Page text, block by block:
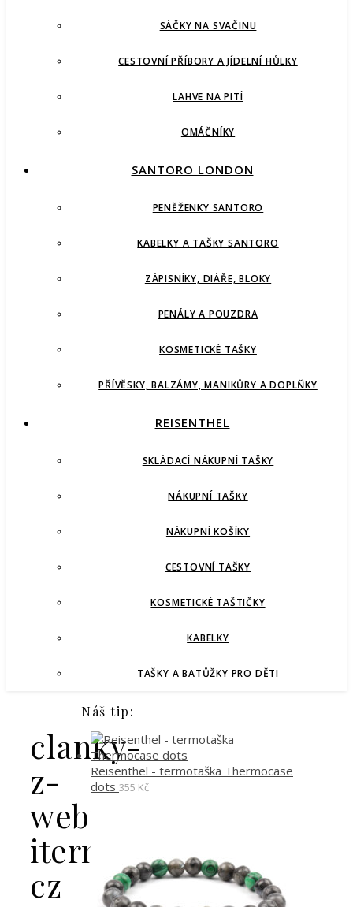
SÁČKY NA SVAČINU
CESTOVNÍ PŘÍBORY A JÍDELNÍ HŮLKY
LAHVE NA PITÍ
OMÁČNÍKY
SANTORO LONDON
PENĚŽENKY SANTORO
KABELKY A TAŠKY SANTORO
ZÁPISNÍKY, DIÁŘE, BLOKY
PENÁLY A POUZDRA
KOSMETICKÉ TAŠKY
PŘÍVĚSKY, BALZÁMY, MANIKŮRY A DOPLŇKY
REISENTHEL
SKLÁDACÍ NÁKUPNÍ TAŠKY
NÁKUPNÍ TAŠKY
NÁKUPNÍ KOŠÍKY
CESTOVNÍ TAŠKY
KOSMETICKÉ TAŠTIČKY
KABELKY
TAŠKY A BATŮŽKY PRO DĚTI
clanky-
z-
webu-
itermohrnek-
cz
Náš tip:
Reisenthel - termotaška Thermocase
dots 355 Kč